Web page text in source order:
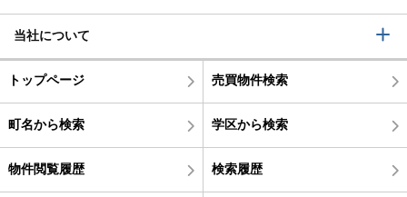
当社について
トップページ 売買物件検索
町名から検索 学区から検索
物件閲覧履歴 検索履歴